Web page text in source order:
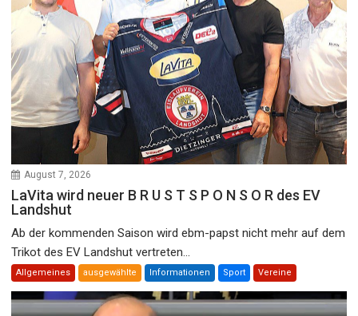
August 7, 2026
LaVita wird neuer B R U S T S P O N S O R des EV
Landshut
Ab der kommenden Saison wird ebm-papst nicht mehr auf dem
Trikot des EV Landshut vertreten...
Allgemeines ausgewählte Informationen Sport Vereine